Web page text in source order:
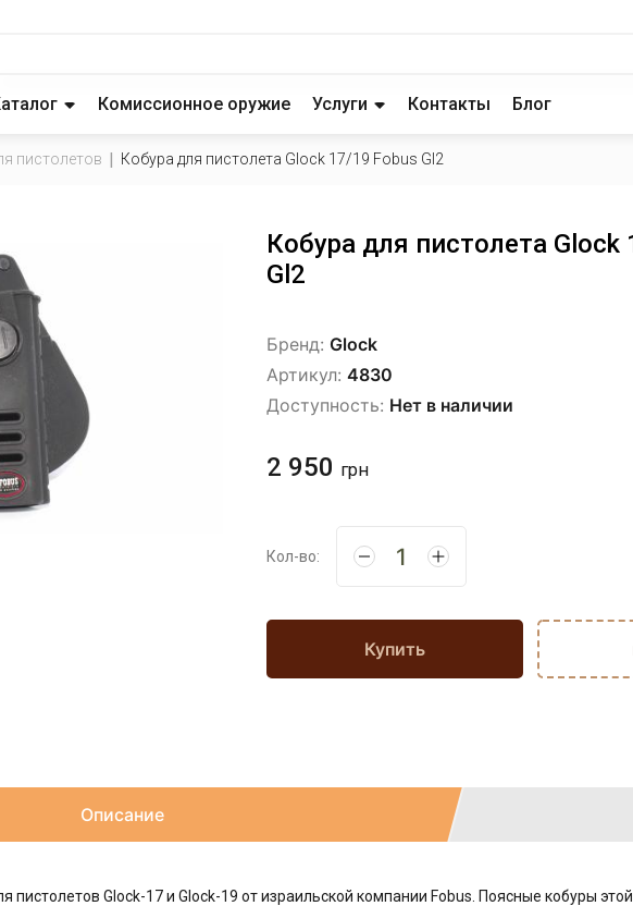
Комиссионное оружие Услуги Контакты Блог
пистолетов Кобура для пистолета Glock 17/19 Fobus Gl2
Кобура для пистолета Glock
Gl2
Бренд: Glock
Артикул: 4830
Доступность: Нет в наличии
2 950 грн
Кол-во:
Купить
Описание
пистолетов Glock-17 и Glock-19 от израильской компании Fobus. Поясные кобуры